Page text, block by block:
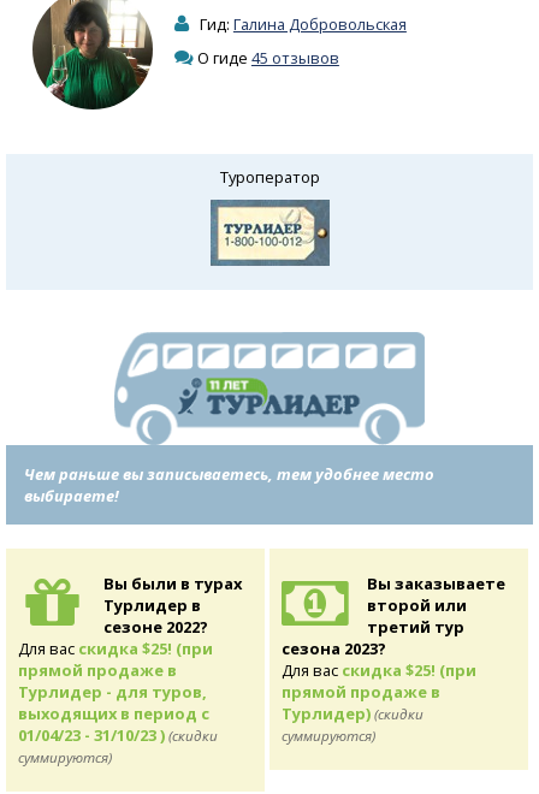
Гид: Галина Добровольская
О гиде 45 отзывов
Туроператор
Чем раньше вы записываетесь, тем удобнее место
выбираете!
Вы были в турах
Турлидер в
сезоне 2022?
Для вас скидка $25! (при
прямой продаже в
Турлидер - для туров,
выходящих в период с
01/04/23 - 31/10/23 ) (скидки
суммируются)
Вы заказываете
второй или
третий тур
сезона 2023?
Для вас скидка $25! (при
прямой продаже в
Турлидер) (скидки
суммируются)